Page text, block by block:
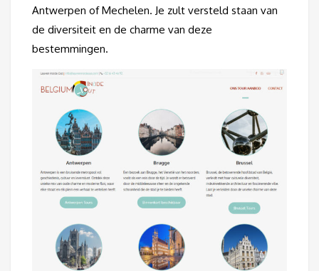
Antwerpen of Mechelen. Je zult versteld staan van
de diversiteit en de charme van deze
bestemmingen.